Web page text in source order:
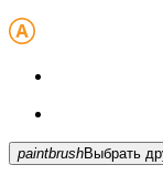
paintbrush